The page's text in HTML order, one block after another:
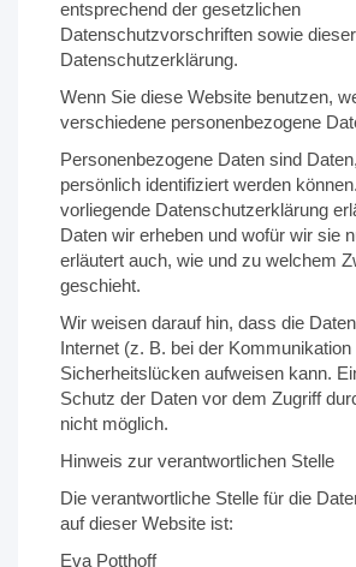
entsprechend der gesetzlichen
Datenschutzvorschriften sowie dieser
Datenschutzerklärung.
Wenn Sie diese Website benutzen,
verschiedene personenbezogene
Personenbezogene Daten sind
persönlich identifiziert werden
vorliegende Datenschutzerklärung
Daten wir erheben und wofür wir sie
erläutert auch, wie und zu welchem
geschieht.
Wir weisen darauf hin, dass die
Internet (z. B. bei der Kommunikation
Sicherheitslücken aufweisen kann.
Schutz der Daten vor dem Zugriff
nicht möglich.
Hinweis zur verantwortlichen Stelle
Die verantwortliche Stelle für die
auf dieser Website ist:
Eva Potthoff